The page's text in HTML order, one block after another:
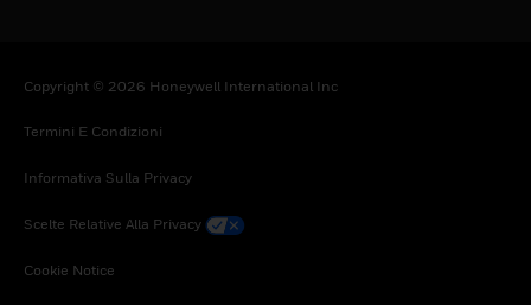
Copyright © 2026 Honeywell International Inc
Termini E Condizioni
Informativa Sulla Privacy
Scelte Relative Alla Privacy
Cookie Notice